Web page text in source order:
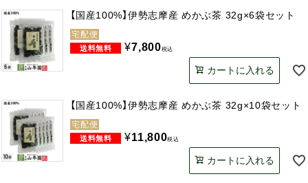
【国産100%】伊勢志摩産 めかぶ茶 32g×6袋セット
宅配便
¥7,800税込
カートに入れる
【国産100%】伊勢志摩産 めかぶ茶 32g×10袋セット
宅配便
¥11,800税込
カートに入れる